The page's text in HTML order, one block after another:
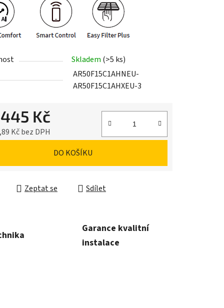
Skladem (>5 ks)
AR50F15C1AHNEU-
AR50F15C1AHXEU-3
Kč
Kč bez DPH
DO KOŠÍKU
Zeptat se Sdílet
Garance kvalitní
instalace